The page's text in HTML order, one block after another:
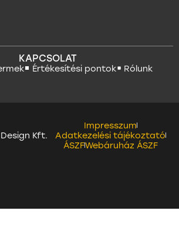
KAPCSOLAT
Értékesítési pontok Rólunk
Kft.
Impresszum
Adatkezelési tájékoztató
ÁSZFWebáruház ÁSZF